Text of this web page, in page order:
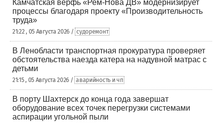
Камчатская верфь «Рем-Нова ДВ» модернизирует
процессы благодаря проекту «Производительность
труда»
21:22 , 05 Августа 2026 / судоремонт
В Ленобласти транспортная прокуратура проверяет
обстоятельства наезда катера на надувной матрас с
детьми
21:15 , 05 Августа 2026 / аварийность и чп
В порту Шахтерск до конца года завершат
оборудование всех точек перегрузки системами
аспирации угольной пыли